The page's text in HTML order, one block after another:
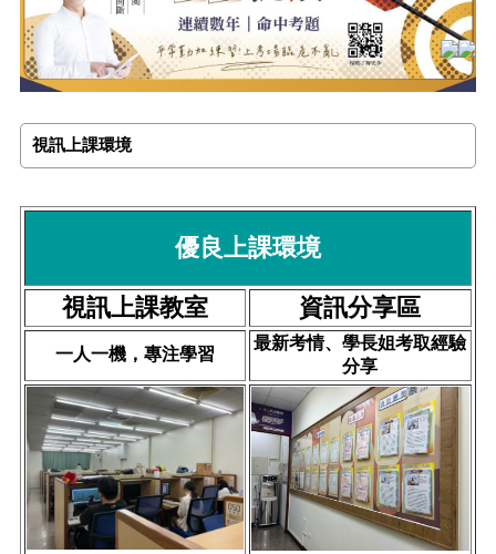
視訊上課環境
優良上課環境
視訊上課教室 資訊分享區
一人一機，專注學習
最新考情、學長姐考取經驗
分享